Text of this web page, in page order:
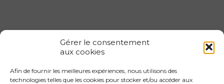
Gérer le consentement
aux cookies
Afin de fournir les meilleures expériences, nous utilisons des
technologies telles que les cookies pour stocker et/ou accéder aux
Gestion locative 1er arrondissement